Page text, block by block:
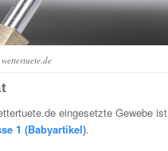
eingesetzte Gewebe ist
1 (Babyartikel).